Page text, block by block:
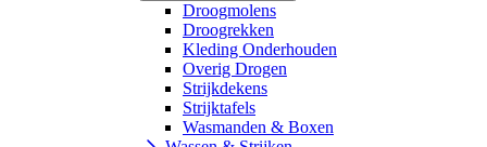
Droogmolens
Droogrekken
Kleding Onderhouden
Overig Drogen
Strijkdekens
Strijktafels
Wasmanden & Boxen